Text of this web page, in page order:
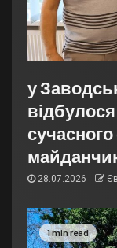
у
28.07.2026
1 min read